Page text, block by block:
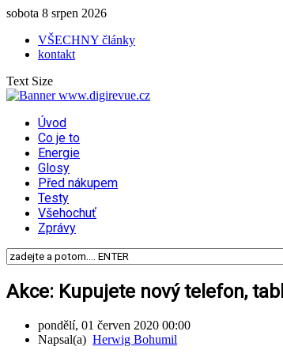
sobota 8 srpen 2026
VŠECHNY články
kontakt
Text Size
Úvod
Co je to
Energie
Glosy
Před nákupem
Testy
Všehochuť
Zprávy
Akce: Kupujete nový telefon,
pondělí, 01 červen 2020 00:00
Napsal(a) Herwig Bohumil